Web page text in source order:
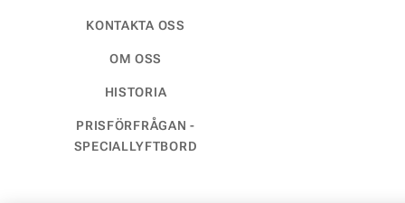
KONTAKTA OSS
OM OSS
HISTORIA
PRISFÖRFRÅGAN -
SPECIALLYFTBORD